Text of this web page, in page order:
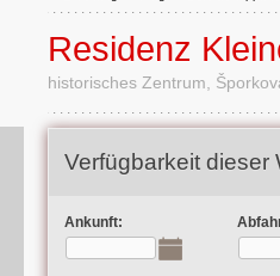
Residenz
historisches Zentrum,
Verfügbarkeit dieser
Ankunft: